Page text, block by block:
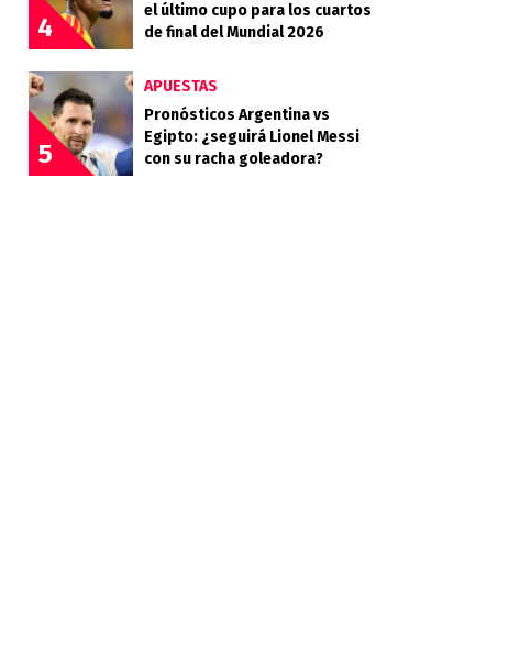
4
el último cupo para los cuartos
de final del Mundial 2026
5
APUESTAS
Pronósticos Argentina vs
Egipto: ¿seguirá Lionel Messi
con su racha goleadora?